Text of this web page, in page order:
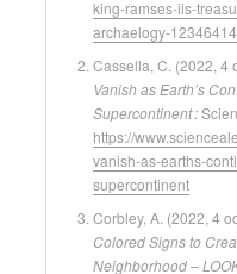
king-ramses-iis-
archaelogy-
Cassella, C. (2022, 4
Vanish as Earth’s
Supercontinent :
https://
vanish-as-earths-
supercontinent
Corbley, A. (2022, 4
Colored Signs to
Neighborhood –